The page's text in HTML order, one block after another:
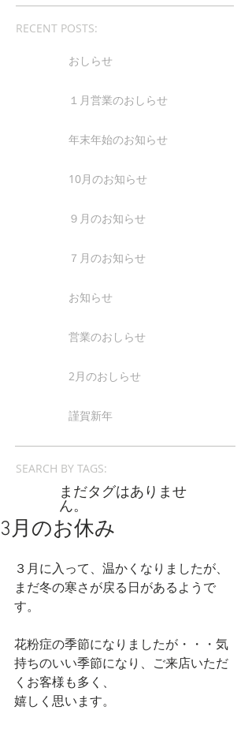
RECENT POSTS:
SEARCH BY TAGS:
まだタグはありませ
ん。
3月のお休み
３月に入って、温かくなりましたが、
まだ冬の寒さが戻る日があるようで
す。
花粉症の季節になりましたが・・・気
持ちのいい季節になり、ご来店いただ
くお客様も多く、
嬉しく思います。
おしらせ
１月営業のおしらせ
年末年始のお知らせ
10月のお知らせ
９月のお知らせ
７月のお知らせ
お知らせ
営業のおしらせ
2月のおしらせ
謹賀新年